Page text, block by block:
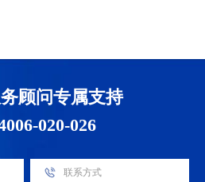
顾问专属支持
020-026